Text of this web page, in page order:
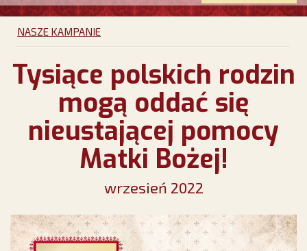
NASZE KAMPANIE
Tysiące polskich rodzin
mogą oddać się
nieustającej pomocy
Matki Bożej!
wrzesień 2022